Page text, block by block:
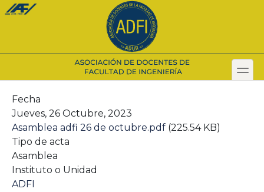
Pasar
toggle
Secondary menu
Fecha
Jueves, 26 Octubre, 2023
Asamblea adfi 26 de octubre.pdf (225.54 KB)
Tipo de acta
Asamblea
Instituto o Unidad
ADFI